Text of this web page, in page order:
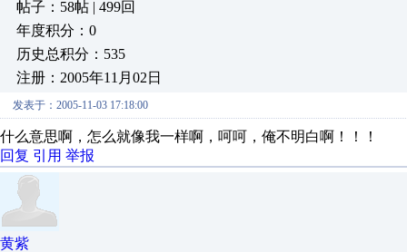
帖子：58帖 | 499回
年度积分：0
历史总积分：535
注册：2005年11月02日
发表于：2005-11-03 17:18:00
什么意思啊，怎么就像我一样啊，呵呵，俺不明白啊！！！
回复 引用 举报
黄紫